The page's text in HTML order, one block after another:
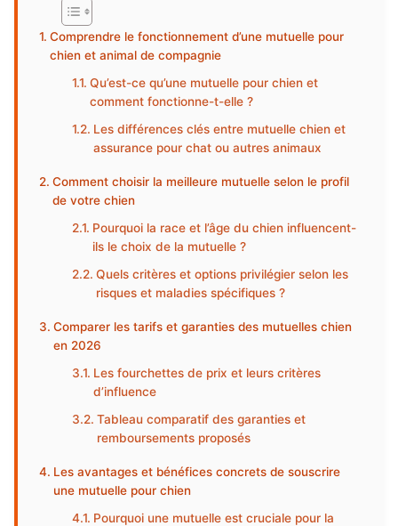
Comprendre le fonctionnement d’une mutuelle pour
chien et animal de compagnie
Qu’est-ce qu’une mutuelle pour chien et
comment fonctionne-t-elle ?
Les différences clés entre mutuelle chien et
assurance pour chat ou autres animaux
Comment choisir la meilleure mutuelle selon le profil
de votre chien
Pourquoi la race et l’âge du chien influencent-
ils le choix de la mutuelle ?
Quels critères et options privilégier selon les
risques et maladies spécifiques ?
Comparer les tarifs et garanties des mutuelles chien
en 2026
Les fourchettes de prix et leurs critères
d’influence
Tableau comparatif des garanties et
remboursements proposés
Les avantages et bénéfices concrets de souscrire
une mutuelle pour chien
Pourquoi une mutuelle est cruciale pour la